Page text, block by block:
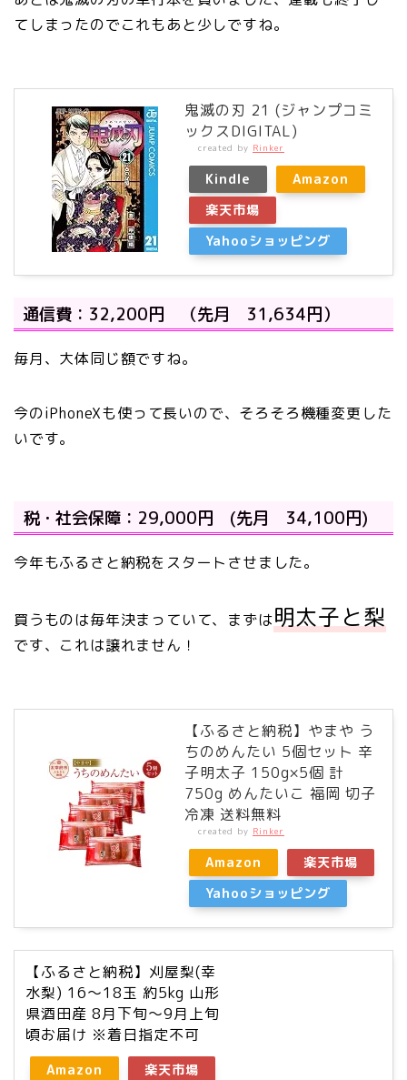
てしまったのでこれもあと少しですね。
鬼滅の刃 21 (ジャンプコミ
ックスDIGITAL)
created by Rinker
Kindle
Amazon
楽天市場
Yahooショッピング
通信費：32,200円 （先月 31,634円）
毎月、大体同じ額ですね。
今のiPhoneXも使って長いので、そろそろ機種変更した
いです。
税・社会保障：29,000円 (先月 34,100円)
今年もふるさと納税をスタートさせました。
買うものは毎年決まっていて、まずは明太子と梨
です、これは譲れません！
【ふるさと納税】やまや う
ちのめんたい 5個セット 辛
子明太子 150g×5個 計
750g めんたいこ 福岡 切子
冷凍 送料無料
created by Rinker
Amazon
楽天市場
Yahooショッピング
【ふるさと納税】刈屋梨(幸
水梨) 16〜18玉 約5kg 山形
県酒田産 8月下旬〜9月上旬
頃お届け ※着日指定不可
Amazon
楽天市場